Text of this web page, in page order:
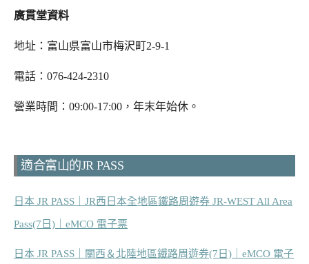
廣貫堂資料
地址：富山県富山市梅沢町2-9-1
電話：076-424-2310
營業時間：09:00-17:00，年末年始休。
適合富山的JR PASS
日本 JR PASS｜JR西日本全地區鐵路周遊券 JR-WEST All Area
Pass(7日)｜eMCO 電子票
日本 JR PASS｜關西＆北陸地區鐵路周遊券(7日)｜eMCO 電子